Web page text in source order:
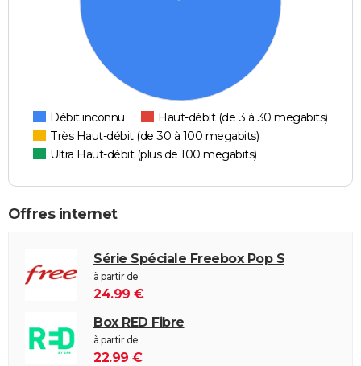
Débit inconnu
Haut-débit (de 3 à 30 megabits)
Très Haut-débit (de 30 à 100 megabits)
Ultra Haut-débit (plus de 100 megabits)
Offres internet
Série Spéciale Freebox Pop S
à partir de
24.99 €
Box RED Fibre
à partir de
22.99 €